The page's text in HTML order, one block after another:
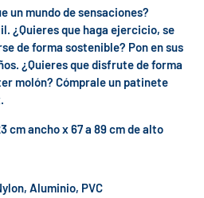
un mundo de sensaciones?
¿Quieres que haga ejercicio, se
de forma sostenible? Pon en sus
¿Quieres que disfrute de forma
molón? Cómprale un patinete
cm ancho x 67 a 89 cm de alto
Aluminio, PVC